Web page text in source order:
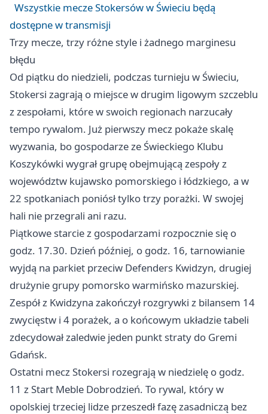
Wszystkie mecze Stokersów w Świeciu będą
dostępne w transmisji
Trzy mecze, trzy różne style i żadnego marginesu
błędu
Od piątku do niedzieli, podczas turnieju w Świeciu,
Stokersi zagrają o miejsce w drugim ligowym szczeblu
z zespołami, które w swoich regionach narzucały
tempo rywalom. Już pierwszy mecz pokaże skalę
wyzwania, bo gospodarze ze Świeckiego Klubu
Koszykówki wygrał grupę obejmującą zespoły z
województw kujawsko pomorskiego i łódzkiego, a w
22 spotkaniach poniósł tylko trzy porażki. W swojej
hali nie przegrali ani razu.
Piątkowe starcie z gospodarzami rozpocznie się o
godz. 17.30. Dzień później, o godz. 16, tarnowianie
wyjdą na parkiet przeciw Defenders Kwidzyn, drugiej
drużynie grupy pomorsko warmińsko mazurskiej.
Zespół z Kwidzyna zakończył rozgrywki z bilansem 14
zwycięstw i 4 porażek, a o końcowym układzie tabeli
zdecydował zaledwie jeden punkt straty do Gremi
Gdańsk.
Ostatni mecz Stokersi rozegrają w niedzielę o godz.
11 z Start Meble Dobrodzień. To rywal, który w
opolskiej trzeciej lidze przeszedł fazę zasadniczą bez